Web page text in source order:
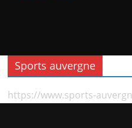
Sports auvergne
https://www.sports-